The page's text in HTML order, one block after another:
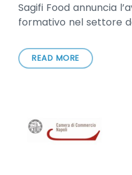
Sagifi Food annuncia
formativo nel settore
READ MORE